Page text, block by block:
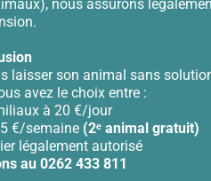
nous assurons
laisser son animal sans
avez le choix entre :
à 20 €/jour
€/semaine (2ᵉ animal gratuit)
légalement autorisé
au 0262 433 811